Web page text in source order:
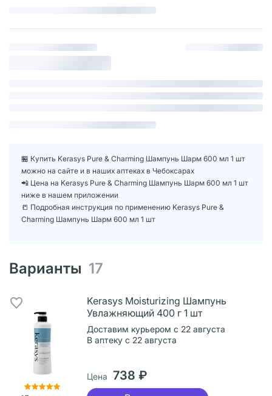
🏪 Купить Kerasys Pure & Charming Шампунь Шарм 600 мл 1 шт
можно на сайте и в наших аптеках в Чебоксарах
📲 Цена на Kerasys Pure & Charming Шампунь Шарм 600 мл 1 шт
ниже в нашем приложении
📒 Подробная инструкция по применению Kerasys Pure &
Charming Шампунь Шарм 600 мл 1 шт
Варианты 17
Kerasys Moisturizing Шампунь
Увлажняющий 400 г 1 шт
Доставим курьером с 22 августа
В аптеку с 22 августа
Цена 738 ₽